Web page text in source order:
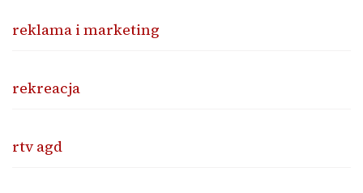
reklama i marketing
rekreacja
rtv agd